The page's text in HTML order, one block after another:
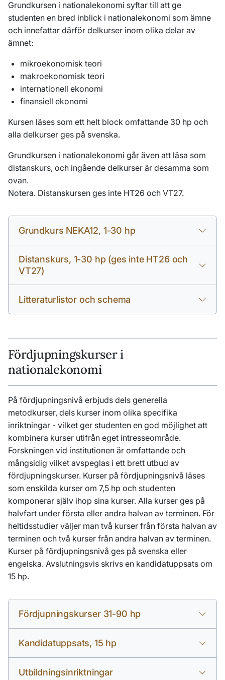
Grundkursen i nationalekonomi syftar till att ge
studenten en bred inblick i nationalekonomi som ämne
och innefattar därför delkurser inom olika delar av
ämnet:
mikroekonomisk teori
makroekonomisk teori
internationell ekonomi
finansiell ekonomi
Kursen läses som ett helt block omfattande 30 hp och
alla delkurser ges på svenska.
Grundkursen i nationalekonomi går även att läsa som
distanskurs, och ingående delkurser är desamma som
ovan.
Notera. Distanskursen ges inte HT26 och VT27.
Grundkurs NEKA12, 1-30 hp
Distanskurs, 1-30 hp (ges inte HT26 och
VT27)
Litteraturlistor och schema
Fördjupningskurseri
nationalekonomi
På fördjupningsnivå erbjuds dels generella
metodkurser, dels kurser inom olika specifika
inriktningar - vilket ger studenten en god möjlighet att
kombinera kurser utifrån eget intresseområde.
Forskningen vid institutionen är omfattande och
mångsidig vilket avspeglas i ett brett utbud av
fördjupningskurser. Kurser på fördjupningsnivå läses
som enskilda kurser om 7,5 hp och studenten
komponerar själv ihop sina kurser. Alla kurser ges på
halvfart under första eller andra halvan av terminen. För
heltidsstudier väljer man två kurser från första halvan av
terminen och två kurser från andra halvan av terminen.
Kurser på fördjupningsnivå ges på svenska eller
engelska. Avslutningsvis skrivs en kandidatuppsats om
15 hp.
Fördjupningskurser 31-90 hp
Kandidatuppsats, 15 hp
Utbildningsinriktningar